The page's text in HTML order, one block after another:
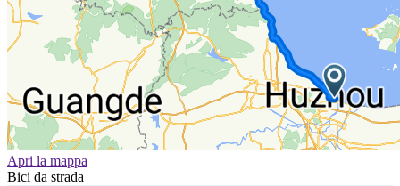
Apri la mappa
Bici da strada